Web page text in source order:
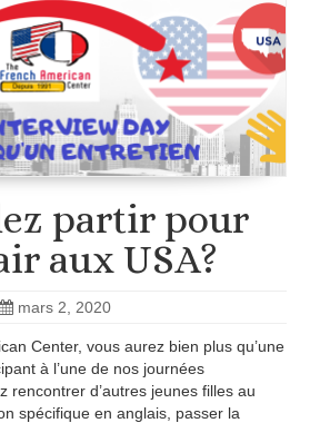
partir pour
aux USA?
mars 2, 2020
Center, vous aurez bien plus qu’une
à l’une de nos journées
rencontrer d’autres jeunes filles au
spécifique en anglais, passer la